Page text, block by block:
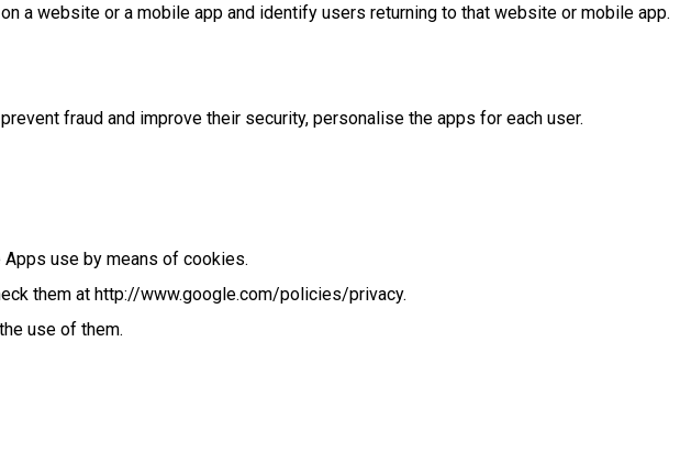
website or a mobile app and identify users returning to that website or mobile app.
fraud and improve their security, personalise the apps for each user.
use by means of cookies.
them at http://www.google.com/policies/privacy.
use of them.